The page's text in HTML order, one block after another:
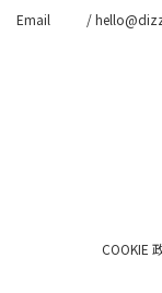
Email /
COOKIE